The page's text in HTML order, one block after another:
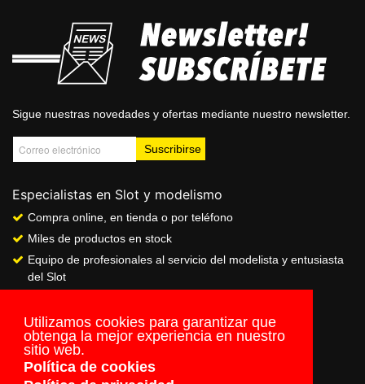
Utilizamos cookies para garantizar que
obtenga la mejor experiencia en nuestro
sitio web.
Política de cookies
Sigue nuestras novedades y ofertas mediante nuestro newsletter.
Especialistas en Slot y modelismo
Compra online, en tienda o por teléfono
Miles de productos en stock
Equipo de profesionales al servicio del modelista y entusiasta
del Slot
Servicio de pago seguro online
Envios a todo el mundo